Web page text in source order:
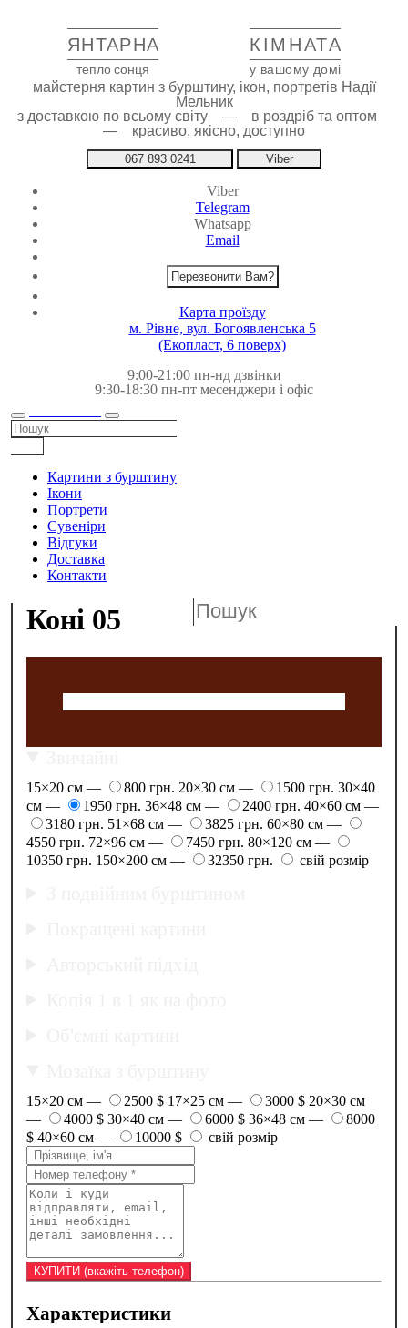
ЯНТАРНА КІМНАТА
тепло сонця у вашому домі
майстерня картин з бурштину, ікон, портретів Надії
Мельник
з доставкою по всьому світу — в роздріб та оптом
— красиво, якісно, доступно
067 893 0241 Viber
Viber
Telegram
Whatsapp
Email
Перезвонити Вам?
Карта проїзду
м. Рівне, вул. Богоявленська 5
(Екопласт, 6 поверх)
9:00-21:00 пн-нд дзвінки
9:30-18:30 пн-пт месенджери і офіс
Картини з бурштину
Ікони
Портрети
Сувеніри
Відгуки
Доставка
Контакти
Коні 05
15×20 см — 800 грн. 20×30 см — 1500 грн. 30×40
см —
1950 грн. 36×48 см — 2400 грн. 40×60 см —
3180 грн. 51×68 см — 3825 грн. 60×80 см —
4550 грн. 72×96 см — 7450 грн. 80×120 см —
10350 грн. 150×200 см — 32350 грн. свій розмір
15×20 см — 2500 $ 17×25 см — 3000 $ 20×30 см
—
4000 $ 30×40 см — 6000 $ 36×48 см —
8000
$ 40×60 см — 10000 $ свій розмір
Характеристики